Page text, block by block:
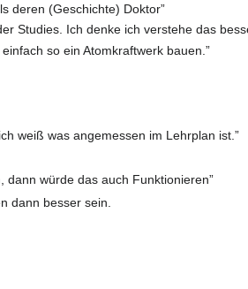
deren (Geschichte) Doktor”
Studies. Ich denke ich verstehe das
so ein Atomkraftwerk bauen.”
weiß was angemessen im Lehrplan ist.”
dann würde das auch Funktionieren”
dann besser sein.